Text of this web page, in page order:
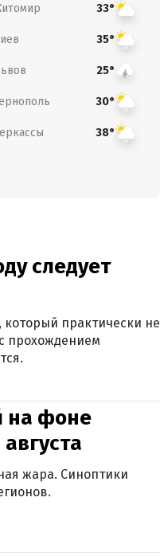
33°
35°
25°
30°
38°
следует
практически не
прохождением
на фоне
жара. Синоптики